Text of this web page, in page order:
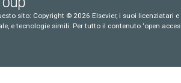
sito: Copyright © 2026 Elsevier, i suoi
e tecnologie simili. Per tutto il contenuto ‘open